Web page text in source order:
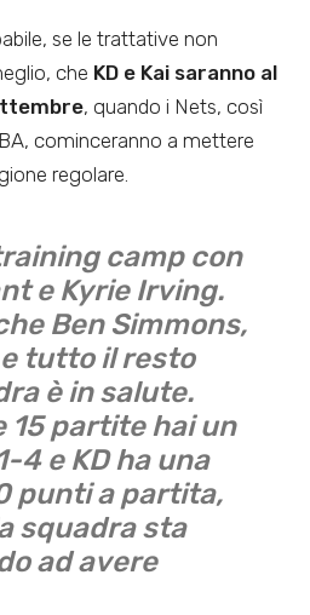
se le trattative non
che KD e Kai saranno al
, quando i Nets, così
cominceranno a mettere
regolare.
camp con
e Kyrie Irving.
Ben Simmons,
tutto il resto
è in salute.
15 partite hai un
4 e KD ha una
punti a partita,
squadra sta
ad avere